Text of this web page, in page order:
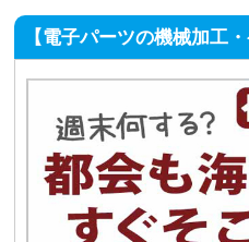
【電子パーツの機械加工